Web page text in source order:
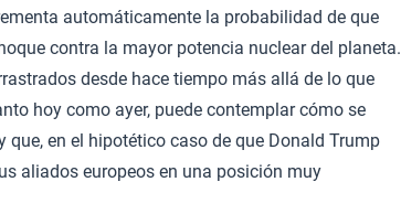
automáticamente la probabilidad de que
contra la mayor potencia nuclear del planeta.
desde hace tiempo más allá de lo que
hoy como ayer, puede contemplar cómo se
en el hipotético caso de que Donald Trump
aliados europeos en una posición muy